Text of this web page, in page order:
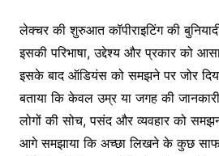
लेक्चर की शुरुआत कॉपीराइटिंग की
इसकी परिभाषा, उद्देश्य और प्रकार को
इसके बाद ऑडियंस को समझने पर जोर
बताया कि केवल उम्र या जगह की
लोगों की सोच, पसंद और व्यवहार को
आगे समझाया कि अच्छा लिखने के कुछ